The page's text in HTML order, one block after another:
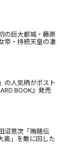
の巨大都城・藤原
帝・持統天皇の凄
の人気柄がポスト
BOOK』発売
沼意次「賄賂伝
奥」を敵に回した